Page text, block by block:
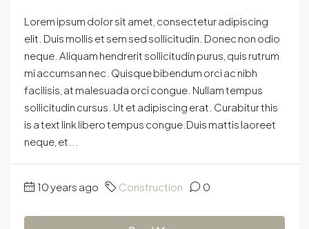
Lorem ipsum dolor sit amet, consectetur adipiscing
elit. Duis mollis et sem sed sollicitudin. Donec non odio
neque. Aliquam hendrerit sollicitudin purus, quis rutrum
mi accumsan nec. Quisque bibendum orci ac nibh
facilisis, at malesuada orci congue. Nullam tempus
sollicitudin cursus. Ut et adipiscing erat. Curabitur this
is a text link libero tempus congue.Duis mattis laoreet
neque, et...
10 years ago Construction 0